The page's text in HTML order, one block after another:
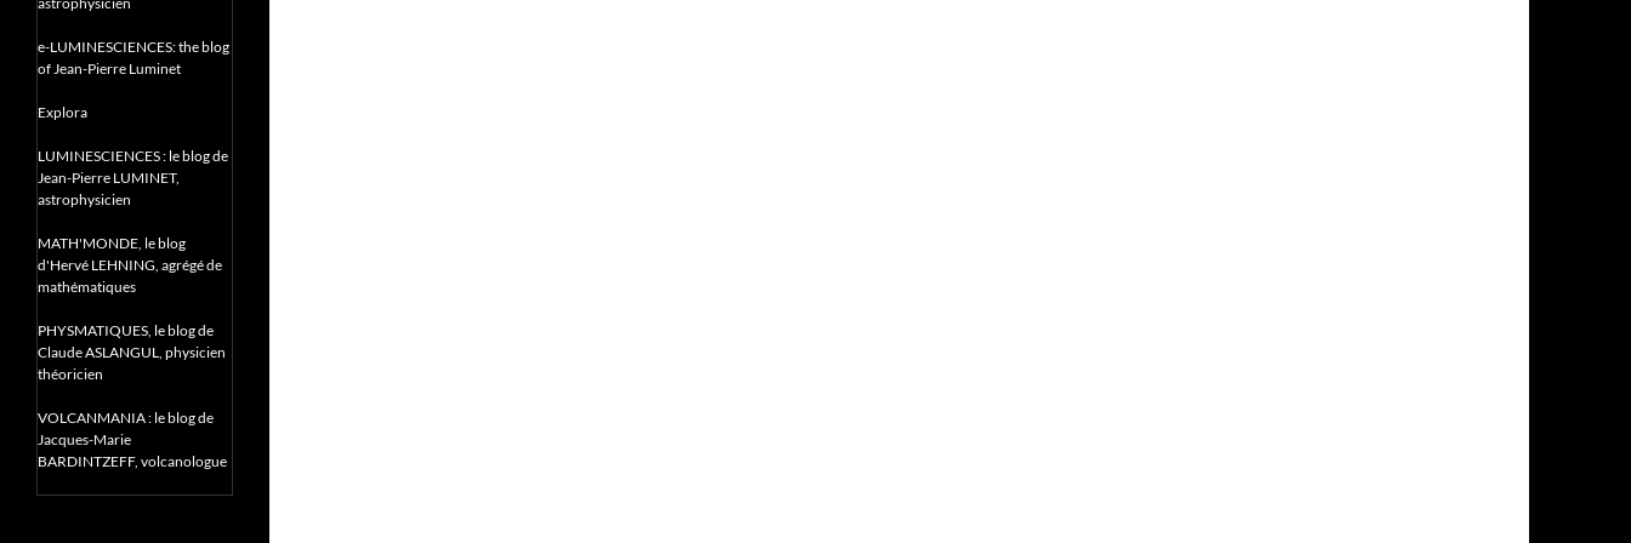
e-LUMINESCIENCES: the blog
of Jean-Pierre Luminet
Explora
LUMINESCIENCES : le blog de
Jean-Pierre LUMINET,
astrophysicien
MATH'MONDE, le blog
d'Hervé LEHNING, agrégé de
mathématiques
PHYSMATIQUES, le blog de
Claude ASLANGUL, physicien
théoricien
VOLCANMANIA : le blog de
Jacques-Marie
BARDINTZEFF, volcanologue